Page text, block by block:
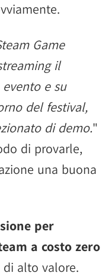
Game
il
e su
del festival,
di demo."
di provarle,
una buona
per
a costo zero
di alto valore.